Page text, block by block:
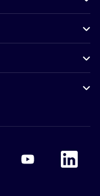
PinterestAccor Youtube
Accor